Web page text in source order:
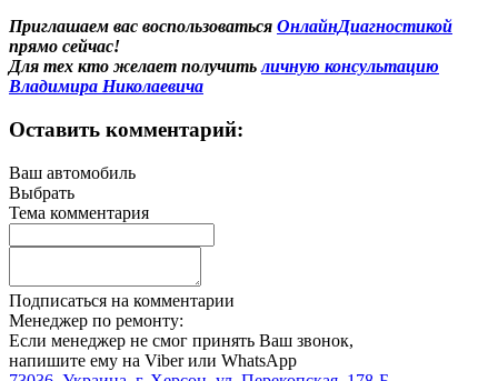
Приглашаем вас воспользоваться ОнлайнДиагностикой
прямо сейчас!
Для тех кто желает получитьличную консультацию
Владимира Николаевича
Оставить комментарий:
Ваш автомобиль
Выбрать
Тема комментария
Подписаться на комментарии
Менеджер по ремонту:
Если менеджер не смог принять Ваш звонок,
напишите ему на Viber или WhatsApp